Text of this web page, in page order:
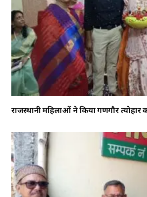
राजस्थानी महिलाओं ने किया गणगौर त्योहार